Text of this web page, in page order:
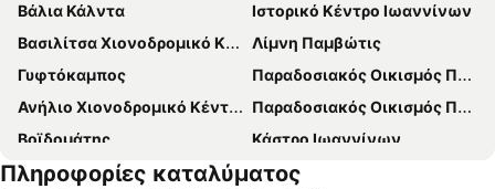
Βάλια Κάλντα
Ιστορικό Κέντρο Ιωαννίνων
Βασιλίτσα Χιονοδρομικό Κέντρο
Λίμνη Παμβώτις
Γυφτόκαμπος
Παραδοσιακός Οικισμός Πάπιγκο
Ανήλιο Χιονοδρομικό Κέντρο
Παραδοσιακός Οικισμός Πενταλόφου
Βοϊδομάτης
Κάστρο Ιωαννίνων
Παραδοσιακός Οικισμός Καλλονής
Μέτσοβο Χιονοδρομικό Κέντρο
Πληροφορίες καταλύματος